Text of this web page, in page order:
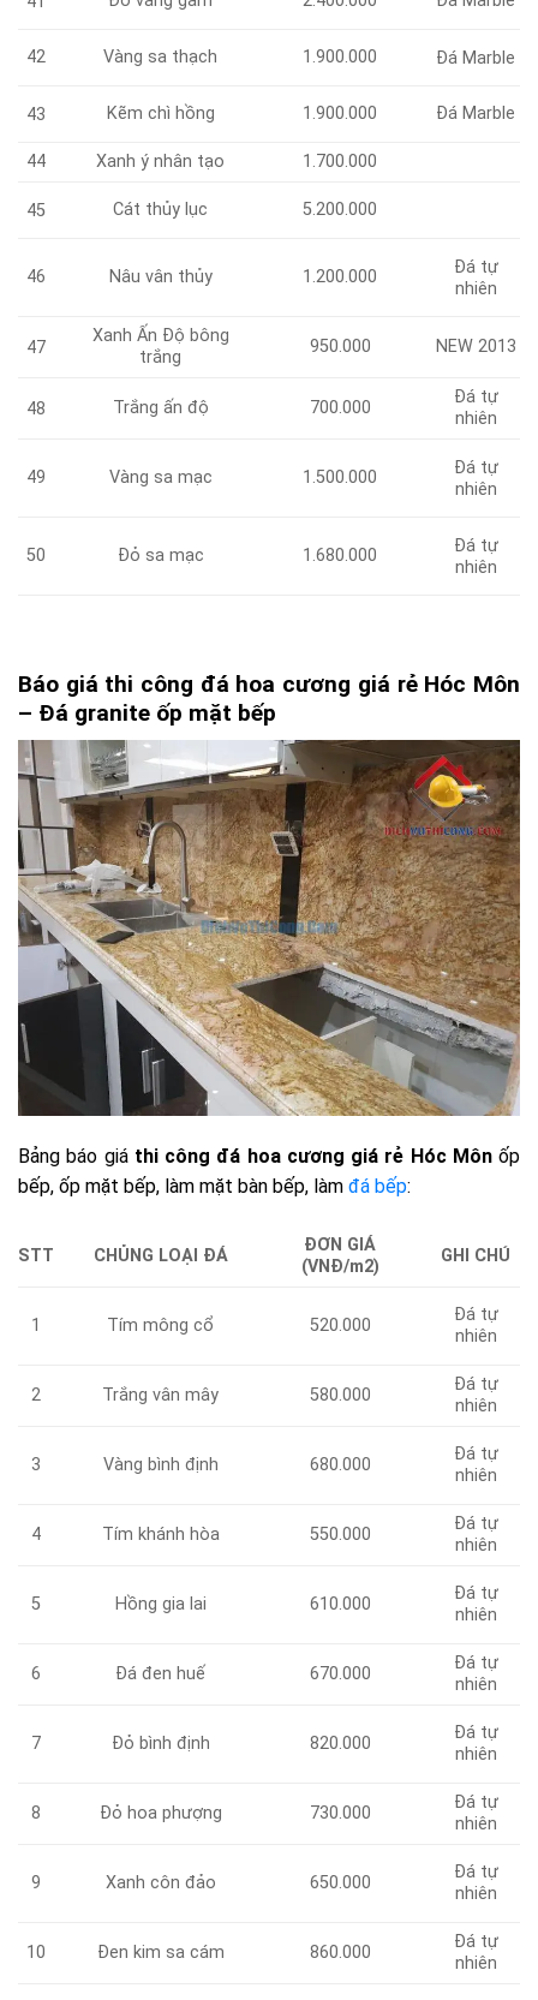
42 Vàng sa thạch 1.900.000 Đá Marble
43 Kẽm chì hồng 1.900.000 Đá Marble
44 Xanh ý nhân tạo 1.700.000
45 Cát thủy lục 5.200.000
46 Nâu vân thủy 1.200.000
Đá tự
nhiên
47
Xanh Ấn Độ bông
trắng
950.000 NEW 2013
48 Trắng ấn độ 700.000
Đá tự
nhiên
49 Vàng sa mạc 1.500.000
Đá tự
nhiên
50 Đỏ sa mạc 1.680.000
Đá tự
nhiên
Báo giá thi công đá hoa cương giá rẻ Hóc Môn
– Đá granite ốp mặt bếp
Bảng báo giá thi công đá hoa cương giá rẻ Hóc Mônốp
bếp, ốp mặt bếp, làm mặt bàn bếp, làm đá bếp:
STT CHỦNG LOẠI ĐÁ
ĐƠN GIÁ
(VNĐ/m2)
GHI CHÚ
1 Tím mông cổ 520.000
Đá tự
nhiên
2 Trắng vân mây 580.000
Đá tự
nhiên
3 Vàng bình định 680.000
Đá tự
nhiên
4 Tím khánh hòa 550.000
Đá tự
nhiên
5 Hồng gia lai 610.000
Đá tự
nhiên
6 Đá đen huế 670.000
Đá tự
nhiên
7 Đỏ bình định 820.000
Đá tự
nhiên
8 Đỏ hoa phượng 730.000
Đá tự
nhiên
9 Xanh côn đảo 650.000
Đá tự
nhiên
10 Đen kim sa cám 860.000
Đá tự
nhiên